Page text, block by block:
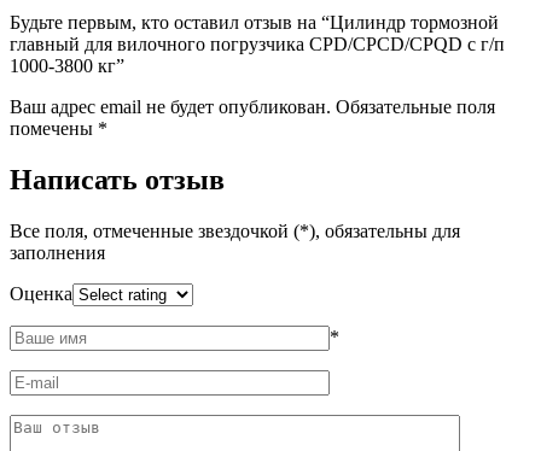
Будьте первым, кто оставил отзыв на “Цилиндр тормозной
главный для вилочного погрузчика CPD/CPCD/CPQD с г/п
1000-3800 кг”
Ваш адрес email не будет опубликован. Обязательные поля
помечены *
Написать отзыв
Все поля, отмеченные звездочкой (*), обязательны для
заполнения
Оценка
*